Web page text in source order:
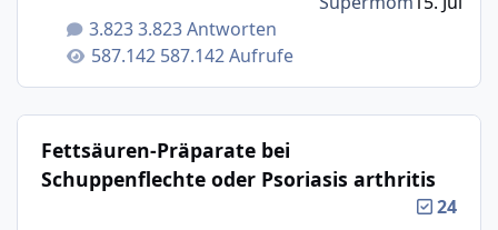
3.823 Antworten
587.142 Aufrufe
Fettsäuren-Präparate bei
Schuppenflechte oder Psoriasis arthritis
24